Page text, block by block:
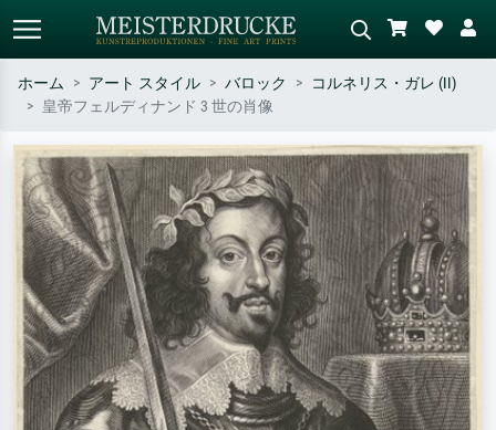
作家名・作品名・スタイルで検索
– 例：モネ、星月夜、印象派、北
斎の波、ヌード。
シーンを説明してください – 例：
緑の草原、赤の多い抽象画、暗い
油絵、木のそばの立ち姿のヌー
ド。
ホーム アート スタイル バロック
コルネリス・ガレ (II)
皇帝フェルディナンド 3 世の肖像